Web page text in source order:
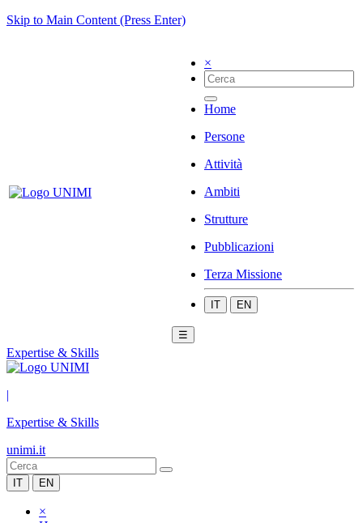
Skip to Main Content (Press Enter)
×
Home
Persone
Attività
Ambiti
Strutture
Pubblicazioni
Terza Missione
IT EN
☰
Expertise & Skills
|
Expertise & Skills
unimi.it
IT EN
×